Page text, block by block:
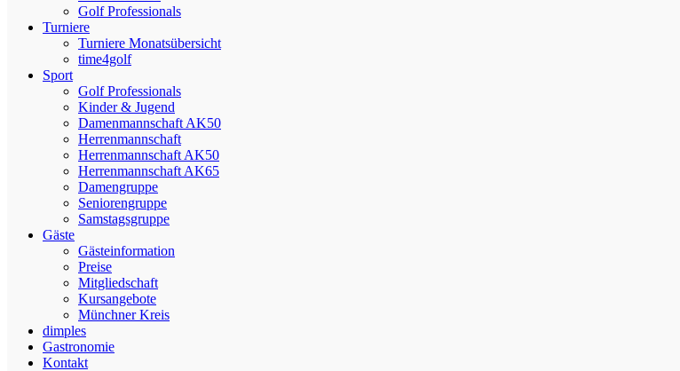
Golf Professionals
Turniere
Turniere Monatsübersicht
time4golf
Sport
Golf Professionals
Kinder & Jugend
Damenmannschaft AK50
Herrenmannschaft
Herrenmannschaft AK50
Herrenmannschaft AK65
Damengruppe
Seniorengruppe
Samstagsgruppe
Gäste
Gästeinformation
Preise
Mitgliedschaft
Kursangebote
Münchner Kreis
dimples
Gastronomie
Kontakt